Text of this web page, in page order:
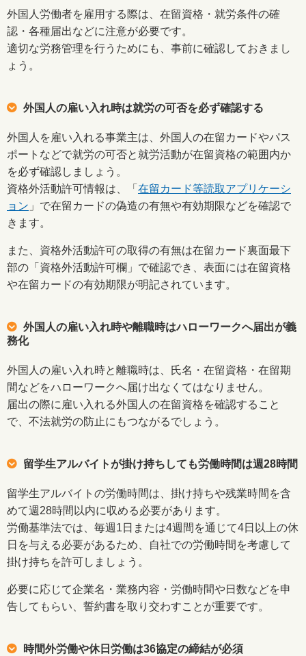
外国人労働者を雇用する際は、在留資格・就労条件の確
認・各種届出などに注意が必要です。
適切な労務管理を行うためにも、事前に確認しておきまし
ょう。
外国人の雇い入れ時は就労の可否を必ず確認する
外国人を雇い入れる事業主は、外国人の在留カードやパス
ポートなどで就労の可否と就労活動が在留資格の範囲内か
を必ず確認しましょう。
資格外活動許可情報は、「 在留カード等読取アプリケーシ
ョン 」で在留カードの偽造の有無や有効期限などを確認で
きます。
また、資格外活動許可の取得の有無は在留カード裏面最下
部の「資格外活動許可欄」で確認でき、表面には在留資格
や在留カードの有効期限が明記されています。
外国人の雇い入れ時や離職時はハローワークへ届出が義
務化
外国人の雇い入れ時と離職時は、氏名・在留資格・在留期
間などをハローワークへ届け出なくてはなりません。
届出の際に雇い入れる外国人の在留資格を確認すること
で、不法就労の防止にもつながるでしょう。
留学生アルバイトが掛け持ちしても労働時間は週28時間
留学生アルバイトの労働時間は、掛け持ちや残業時間を含
めて週28時間以内に収める必要があります。
労働基準法では、毎週1日または4週間を通じて4日以上の休
日を与える必要があるため、自社での労働時間を考慮して
掛け持ちを許可しましょう。
必要に応じて企業名・業務内容・労働時間や日数などを申
告してもらい、誓約書を取り交わすことが重要です。
時間外労働や休日労働は36協定の締結が必須